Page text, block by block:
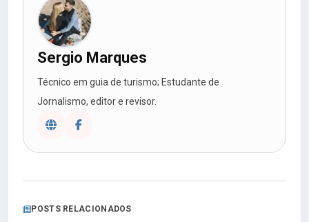
Sergio Marques
Técnico em guia de turismo; Estudante de
Jornalismo, editor e revisor.
POSTS RELACIONADOS